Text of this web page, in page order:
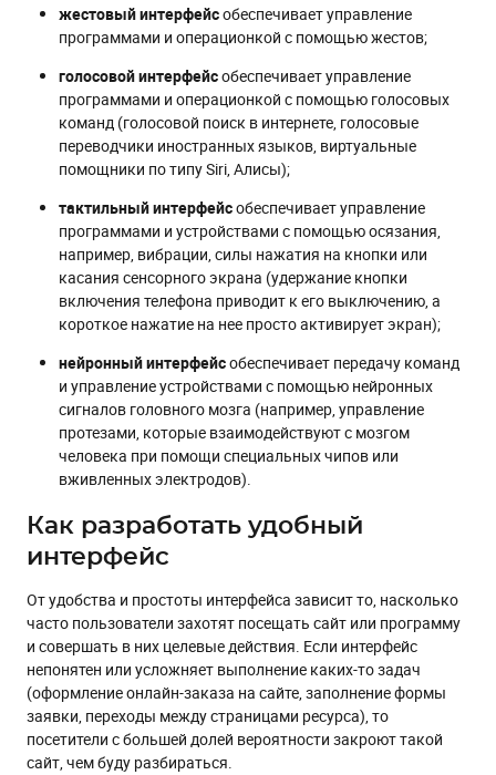
жестовыйинтерфейсобеспечивает управление
программами и операционкой с помощью жестов;
голосовойинтерфейсобеспечивает управление
программами и операционкой с помощью голосовых
команд (голосовой поиск в интернете, голосовые
переводчики иностранных языков, виртуальные
помощники по типу Siri, Алисы);
тактильныйинтерфейсобеспечивает управление
программами и устройствами с помощью осязания,
например, вибрации, силы нажатия на кнопки или
касания сенсорного экрана (удержание кнопки
включения телефона приводит к его выключению, а
короткое нажатие на нее просто активирует экран);
нейронныйинтерфейсобеспечивает передачу команд
и управление устройствами с помощью нейронных
сигналов головного мозга (например, управление
протезами, которые взаимодействуют с мозгом
человека при помощи специальных чипов или
вживленных электродов).
Как разработать удобный
интерфейс
От удобства и простоты интерфейса зависит то, насколько
часто пользователи захотят посещать сайт или программу
и совершать в них целевые действия. Если интерфейс
непонятен или усложняет выполнение каких-то задач
(оформление онлайн-заказа на сайте, заполнение формы
заявки, переходы между страницами ресурса), то
посетители с большей долей вероятности закроют такой
сайт, чем буду разбираться.